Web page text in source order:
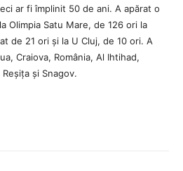
ar fi împlinit 50 de ani. A apărat o
Olimpia Satu Mare, de 126 ori la
de 21 ori și la U Cluj, de 10 ori. A
Craiova, România, Al Ihtihad,
și Snagov.